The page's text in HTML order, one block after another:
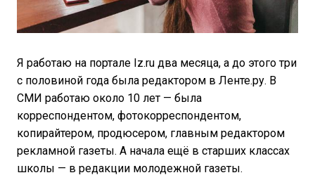
Я работаю на портале Iz.ru два месяца, а до этого три
с половиной года была редактором в Ленте.ру. В
СМИ работаю около 10 лет — была
корреспондентом, фотокорреспондентом,
копирайтером, продюсером, главным редактором
рекламной газеты. А начала ещё в старших классах
школы — в редакции молодежной газеты.